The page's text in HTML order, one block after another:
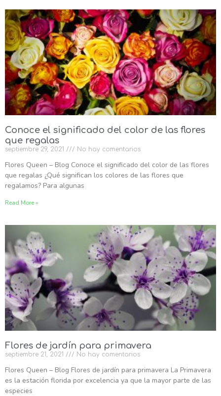
Conoce el significado del color de las flores
que regalas
septiembre 29, 2021 No hay comentarios
Flores Queen – Blog Conoce el significado del color de las flores
que regalas ¿Qué significan los colores de las flores que
regalamos? Para algunas
Read More »
Flores de jardín para primavera
septiembre 21, 2021 No hay comentarios
Flores Queen – Blog Flores de jardín para primavera La Primavera
es la estación florida por excelencia ya que la mayor parte de las
especies